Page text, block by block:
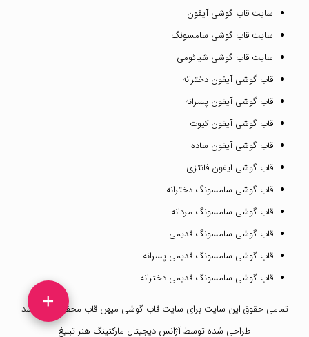
سایت قاب گوشی آیفون
سایت قاب گوشی سامسونگ
سایت قاب گوشی شیائومی
قاب گوشی آیفون دخترانه
قاب گوشی آیفون پسرانه
قاب گوشی آیفون کیوت
قاب گوشی آیفون ساده
قاب گوشی ایفون فانتزی
قاب گوشی سامسونگ دخترانه
قاب گوشی سامسونگ مردانه
قاب گوشی سامسونگ قدیمی
قاب گوشی سامسونگ قدیمی پسرانه
قاب گوشی سامسونگ قدیمی دخترانه
تمامی حقوق این سایت برای سایت قاب گوشی میهن قاب محفوظ می باشد
طراحی شده توسطآژانس دیجیتال مارکتینگ هنر تبلیغ
+